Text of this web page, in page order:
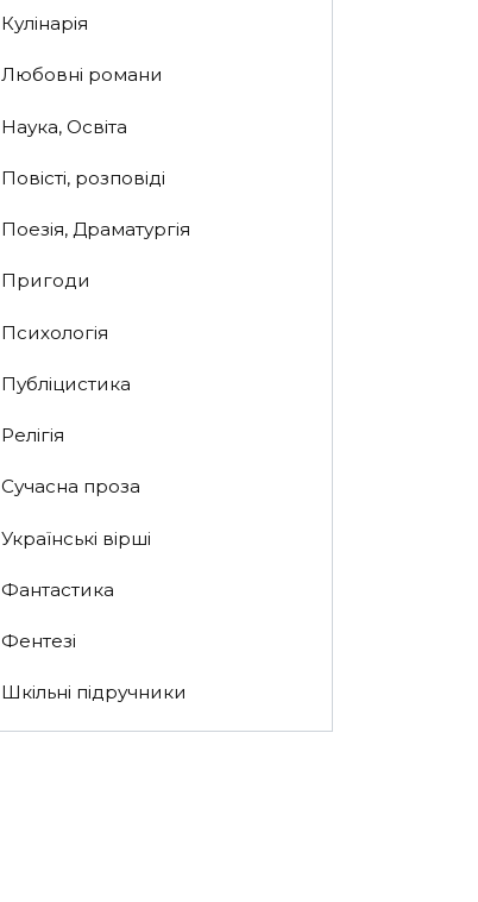
Кулінарія
Любовні романи
Наука, Освіта
Повісті, розповіді
Поезія, Драматургія
Пригоди
Психологія
Публіцистика
Релігія
Сучасна проза
Українські вірші
Фантастика
Фентезі
Шкільні підручники